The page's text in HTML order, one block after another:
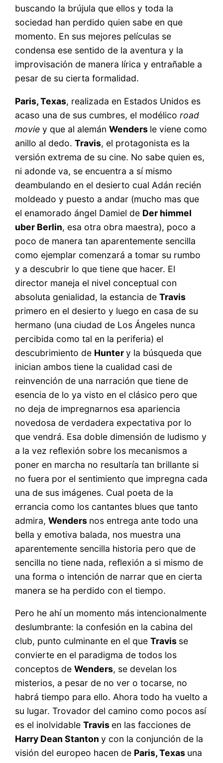
buscando la brújula que ellos y toda la
sociedad han perdido quien sabe en que
momento. En sus mejores películas se
condensa ese sentido de la aventura y la
improvisación de manera lírica y entrañable a
pesar de su cierta formalidad.
Paris, Texas, realizada en Estados Unidos es
acaso una de sus cumbres, el modélicoroad
movie y que al alemánWenders le viene como
anillo al dedo.Travis, el protagonista es la
versión extrema de su cine. No sabe quien es,
ni adonde va, se encuentra a sí mismo
deambulando en el desierto cual Adán recién
moldeado y puesto a andar (mucho mas que
el enamorado ángel Damiel de Der himmel
uber Berlin, esa otra obra maestra), poco a
poco de manera tan aparentemente sencilla
como ejemplar comenzará a tomar su rumbo
y a descubrir lo que tiene que hacer. El
director maneja el nivel conceptual con
absoluta genialidad, la estancia deTravis
primero en el desierto y luego en casa de su
hermano (una ciudad de Los Ángeles nunca
percibida como tal en la periferia) el
descubrimiento de Huntery la búsqueda que
inician ambos tiene la cualidad casi de
reinvención de una narración que tiene de
esencia de lo ya visto en el clásico pero que
no deja de impregnarnos esa apariencia
novedosa de verdadera expectativa por lo
que vendrá. Esa doble dimensión de ludismo y
a la vez reflexión sobre los mecanismos a
poner en marcha no resultaría tan brillante si
no fuera por el sentimiento que impregna cada
una de sus imágenes. Cual poeta de la
errancia como los cantantes blues que tanto
admira,Wenders nos entrega ante todo una
bella y emotiva balada, nos muestra una
aparentemente sencilla historia pero que de
sencilla no tiene nada, reflexión a si mismo de
una forma o intención de narrar que en cierta
manera se ha perdido con el tiempo.
Pero he ahí un momento más intencionalmente
deslumbrante: la confesión en la cabina del
club, punto culminante en el queTravis se
convierte en el paradigma de todos los
conceptos deWenders, se develan los
misterios, a pesar de no ver o tocarse, no
habrá tiempo para ello. Ahora todo ha vuelto a
su lugar. Trovador del camino como pocos así
es el inolvidableTravis en las facciones de
Harry Dean Stantony con la conjunción de la
visión del europeo hacen de Paris, Texas una